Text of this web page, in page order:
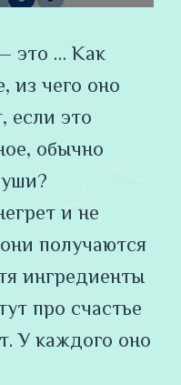
это … Как
из чего оно
если это
обычно
и не
получаются
ингредиенты
про счастье
У каждого оно